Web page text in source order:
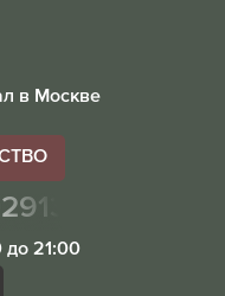
в Москве
до 21:00